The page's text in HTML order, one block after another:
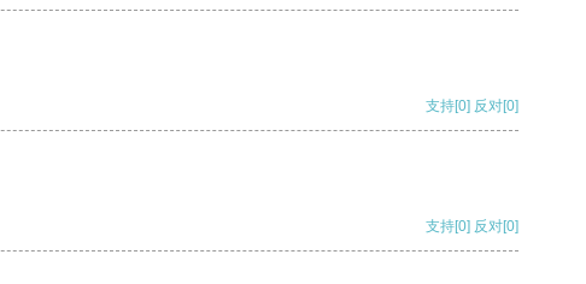
支持[0] 反对[0]
支持[0] 反对[0]